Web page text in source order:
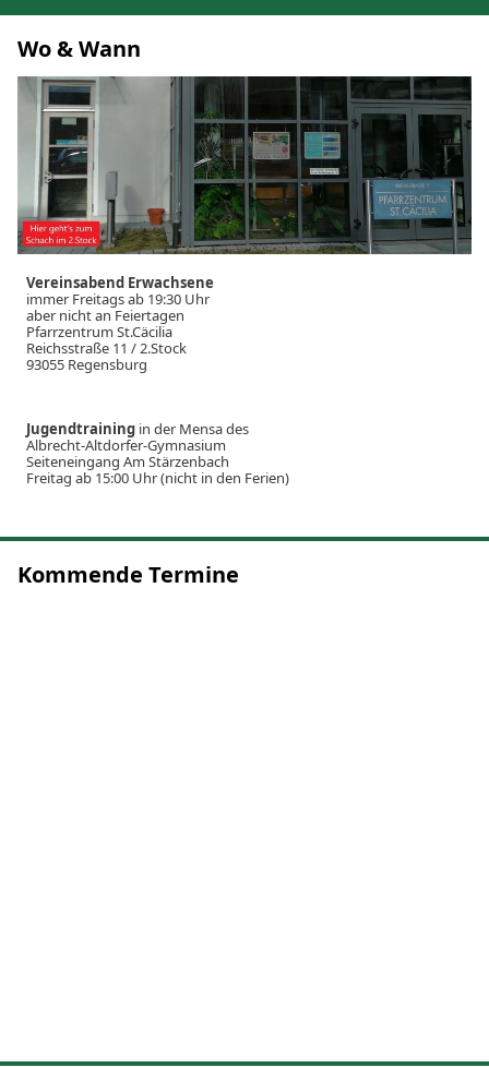
Wo & Wann
Vereinsabend Erwachsene
immer Freitags ab 19:30 Uhr
aber nicht an Feiertagen
Pfarrzentrum St.Cäcilia
Reichsstraße 11 / 2.Stock
93055 Regensburg
Jugendtraining in der Mensa des
Albrecht-Altdorfer-Gymnasium
Seiteneingang Am Stärzenbach
Freitag ab 15:00 Uhr (nicht in den Ferien)
Kommende Termine